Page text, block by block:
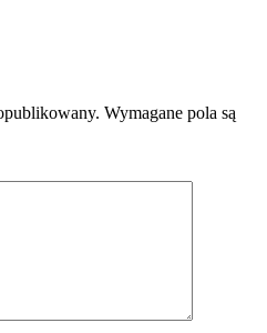
Wymagane pola są